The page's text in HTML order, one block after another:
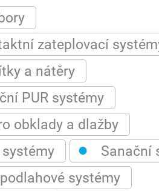
zateplovací
a nátěry
PUR systémy
obklady a dlažby
● Sanační
systémy